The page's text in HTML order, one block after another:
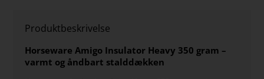
Produktbeskrivelse
Horseware Amigo Insulator Heavy 350 gram –
varmt og åndbart stalddækken